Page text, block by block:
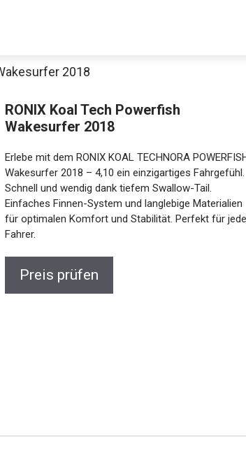
2018
RONIX Koal Tech Powerfish
Wakesurfer 2018
Erlebe mit dem RONIX KOAL TECHNORA POWERFISH
Wakesurfer 2018 – 4,10 ein einzigartiges Fahrgefühl.
Schnell und wendig dank tiefem Swallow-Tail.
Einfaches Finnen-System und langlebige Materialien
für optimalen Komfort und Stabilität. Perfekt für
jeden Fahrer.
Preis prüfen
Jetzt anschauen